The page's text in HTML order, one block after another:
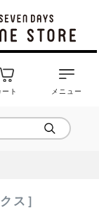
ート メニュー
ス］